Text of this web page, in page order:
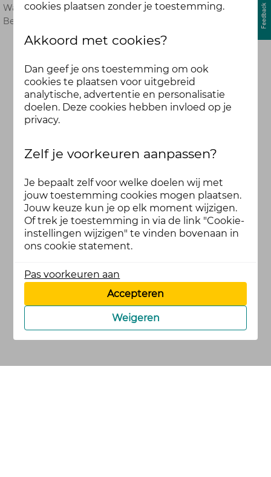
Wachtwoord vergeten? Hier opnieuw instellen.
Ben je nog geen deelnemer?
cookies plaatsen zonder je toestemming.
Akkoord met cookies?
Dan geef je ons toestemming om ook
cookies te plaatsen voor uitgebreid
analytische, advertentie en personalisatie
doelen. Deze cookies hebben invloed op je
privacy.
Zelf je voorkeuren aanpassen?
Je bepaalt zelf voor welke doelen wij met
jouw toestemming cookies mogen plaatsen.
Jouw keuze kun je op elk moment wijzigen.
Of trek je toestemming in via de link "Cookie-
instellingen wijzigen" te vinden bovenaan in
ons cookie statement.
Pas voorkeuren aan
Accepteren
Weigeren